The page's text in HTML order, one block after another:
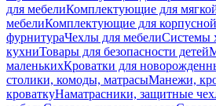
для мебелиКомплектующие для
мебелиКомплектующие для
фурнитураЧехлы для мебелиСистемы
кухниТовары для безопасности детей
маленькихКроватки для
столики, комоды, матрасыМанежи,
кроваткуНаматрасники, защитные